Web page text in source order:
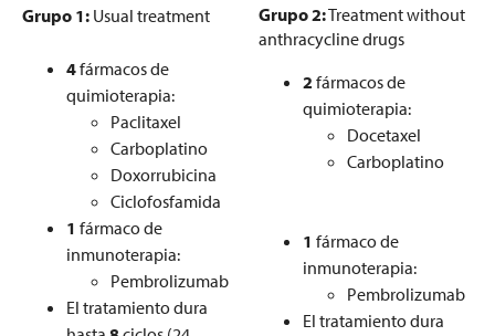
Grupo 1: Usual treatment
4fármacos de
quimioterapia:
Paclitaxel
Carboplatino
Doxorrubicina
Ciclofosfamida
1 fármaco de
inmunoterapia:
Pembrolizumab
El tratamiento dura
Grupo 2:Treatment without
anthracycline drugs
2 fármacos de
quimioterapia:
Docetaxel
Carboplatino
1 fármaco de
inmunoterapia:
Pembrolizumab
El tratamiento dura